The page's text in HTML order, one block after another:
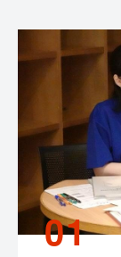
01